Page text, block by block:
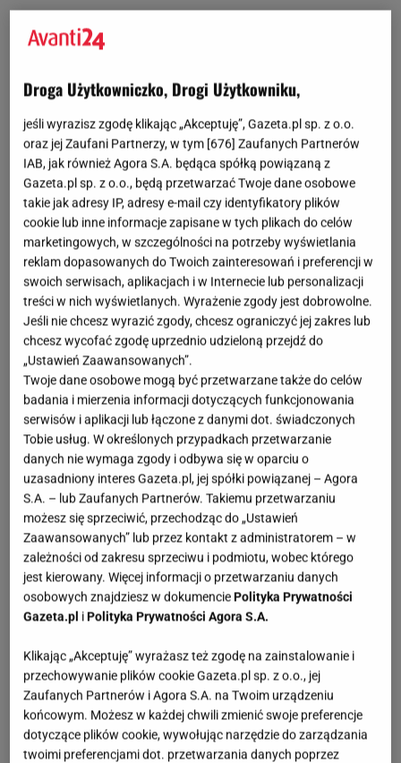
Droga Użytkowniczko, Drogi Użytkowniku,
jeśli wyrazisz zgodę klikając „Akceptuję”, Gazeta.pl sp. z o.o.
oraz jej Zaufani Partnerzy, w tym [676] Zaufanych Partnerów
IAB, jak również Agora S.A. będąca spółką powiązaną z
Gazeta.pl sp. z o.o., będą przetwarzać Twoje dane osobowe
takie jak adresy IP, adresy e-mail czy identyfikatory plików
cookie lub inne informacje zapisane w tych plikach do celów
marketingowych, w szczególności na potrzeby wyświetlania
reklam dopasowanych do Twoich zainteresowań i preferencji w
swoich serwisach, aplikacjach i w Internecie lub personalizacji
treści w nich wyświetlanych. Wyrażenie zgody jest dobrowolne.
Jeśli nie chcesz wyrazić zgody, chcesz ograniczyć jej zakres lub
chcesz wycofać zgodę uprzednio udzieloną przejdź do
„Ustawień Zaawansowanych”.
Twoje dane osobowe mogą być przetwarzane także do celów
badania i mierzenia informacji dotyczących funkcjonowania
serwisów i aplikacji lub łączone z danymi dot. świadczonych
Tobie usług. W określonych przypadkach przetwarzanie
danych nie wymaga zgody i odbywa się w oparciu o
uzasadniony interes Gazeta.pl, jej spółki powiązanej – Agora
S.A. – lub Zaufanych Partnerów. Takiemu przetwarzaniu
możesz się sprzeciwić, przechodząc do „Ustawień
Zaawansowanych” lub przez kontakt z administratorem – w
zależności od zakresu sprzeciwu i podmiotu, wobec którego
jest kierowany. Więcej informacji o przetwarzaniu danych
osobowych znajdziesz w dokumenciePolityka Prywatności
Gazeta.pl iPolityka Prywatności Agora S.A.
Klikając „Akceptuję” wyrażasz też zgodę na zainstalowanie i
przechowywanie plików cookie Gazeta.pl sp. z o.o., jej
Zaufanych Partnerów i Agora S.A. na Twoim urządzeniu
końcowym. Możesz w każdej chwili zmienić swoje preferencje
dotyczące plików cookie, wywołując narzędzie do zarządzania
twoimi preferencjami dot. przetwarzania danych poprzez